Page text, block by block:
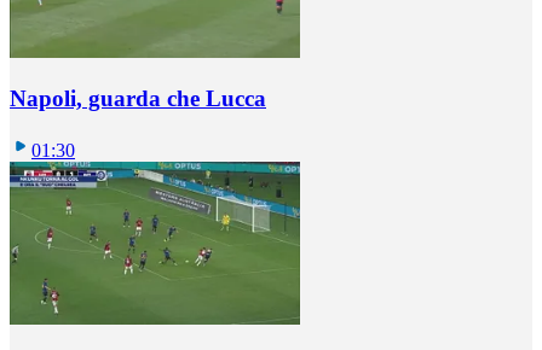
Napoli, guarda che Lucca
01:30